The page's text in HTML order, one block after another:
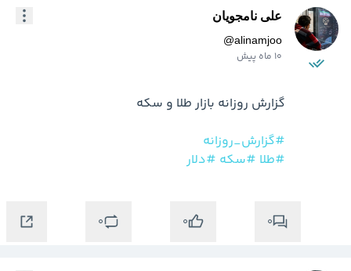
علی نامجویان
@alinamjoo
10 ماه پیش
#گزارش_روزانه
#طلا #سکه #دلار
0
0
0